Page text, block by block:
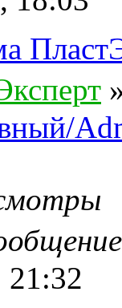
21:32